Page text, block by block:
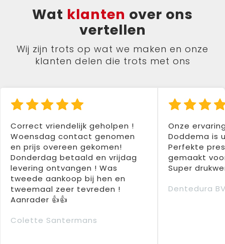
Wat klanten over ons
vertellen
Wij zijn trots op wat we maken en onze
klanten delen die trots met ons
Correct vriendelijk geholpen !
Woensdag contact genomen
en prijs overeen gekomen!
Donderdag betaald en vrijdag
levering ontvangen ! Was
tweede aankoop bij hen en
tweemaal zeer tevreden !
Aanrader 👍👍
Colette Santermans
Onze
Doddema is
Perfekte
gemaakt
Super
Dentedura